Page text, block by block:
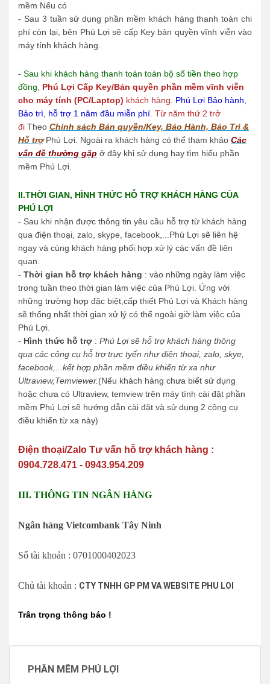
mềm Nếu có
- Sau 3 tuần sử dụng phần mềm khách hàng thanh toán chi
phí còn lại, bên Phú Lợi sẽ cấp Key bản quyền vĩnh viễn vào
máy tính khách hàng.
- Sau khi khách hàng thanh toán toàn bộ số tiền theo hợp
đồng, Phú Lợi Cấp Key/Bản quyền phần mềm vĩnh viễn
cho máy tính (PC/Laptop) khách hàng. Phú Lợi Bảo hành,
Bảo trì, hỗ trợ 1 năm đầu miễn phí. Từ năm thứ 2 trở
đi Theo Chính sách Bản quyền/Key, Bảo Hành, Bảo Trì &
Hỗ trợPhú Lợi. Ngoài ra khách hàng có thể tham khảo Các
vấn đề thường gặp ở đây khi sử dụng hay tìm hiểu phần
mềm Phú Lợi.
II.THỜI GIAN, HÌNH THỨC HỖ TRỢ KHÁCH HÀNG CỦA
PHÚ LỢI
- Sau khi nhận được thông tin yêu cầu hỗ trợ từ khách hàng
qua điện thoại, zalo, skype, facebook,...Phú Lợi sẽ liên hệ
ngay và cùng khách hàng phối hợp xử lý các vấn đề liên
quan.
- Thời gian hỗ trợ khách hàng : vào những ngày làm việc
trong tuần theo thời gian làm việc của Phú Lợi. Ứng với
những trường hợp đặc biệt,cấp thiết Phú Lợi và Khách hàng
sẽ thống nhất thời gian xử lý có thể ngoài giờ làm việc của
Phú Lợi.
- Hình thức hỗ trợ : Phú Lợi sẽ hỗ trợ khách hàng thông
qua các công cụ hỗ trợ trực tyến như điện thoại, zalo, skye,
facebook,...kết hợp phần mềm điều khiển từ xa như
Ultraview,Temviewer.(Nếu khách hàng chưa biết sử dụng
hoặc chưa có Ultraview, temview trên máy tính cài đặt phần
mềm Phú Lợi sẽ hướng dẫn cài đặt và sử dụng 2 công cụ
điều khiển từ xa này)
Điện thoại/Zalo Tư vấn hỗ trợ khách hàng :
0904.728.471 - 0943.954.209
III. THÔNG TIN NGÂN HÀNG
Ngân hàng Vietcombank Tây Ninh
Số tài khoản : 0701000402023
Chủ tài khoản : CTY TNHH GP PM VA WEBSITE PHU LOI
Trân trọng thông báo !
PHẦN MỀM PHÚ LỢI